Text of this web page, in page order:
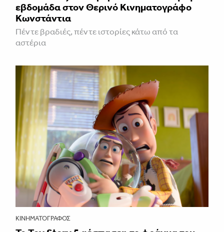
εβδομάδα στον Θερινό Κινηματογράφο
Κωνστάντια
Πέντε βραδιές, πέντε ιστορίες κάτω από τα
αστέρια
ΚΙΝΗΜΑΤΟΓΡΆΦΟΣ